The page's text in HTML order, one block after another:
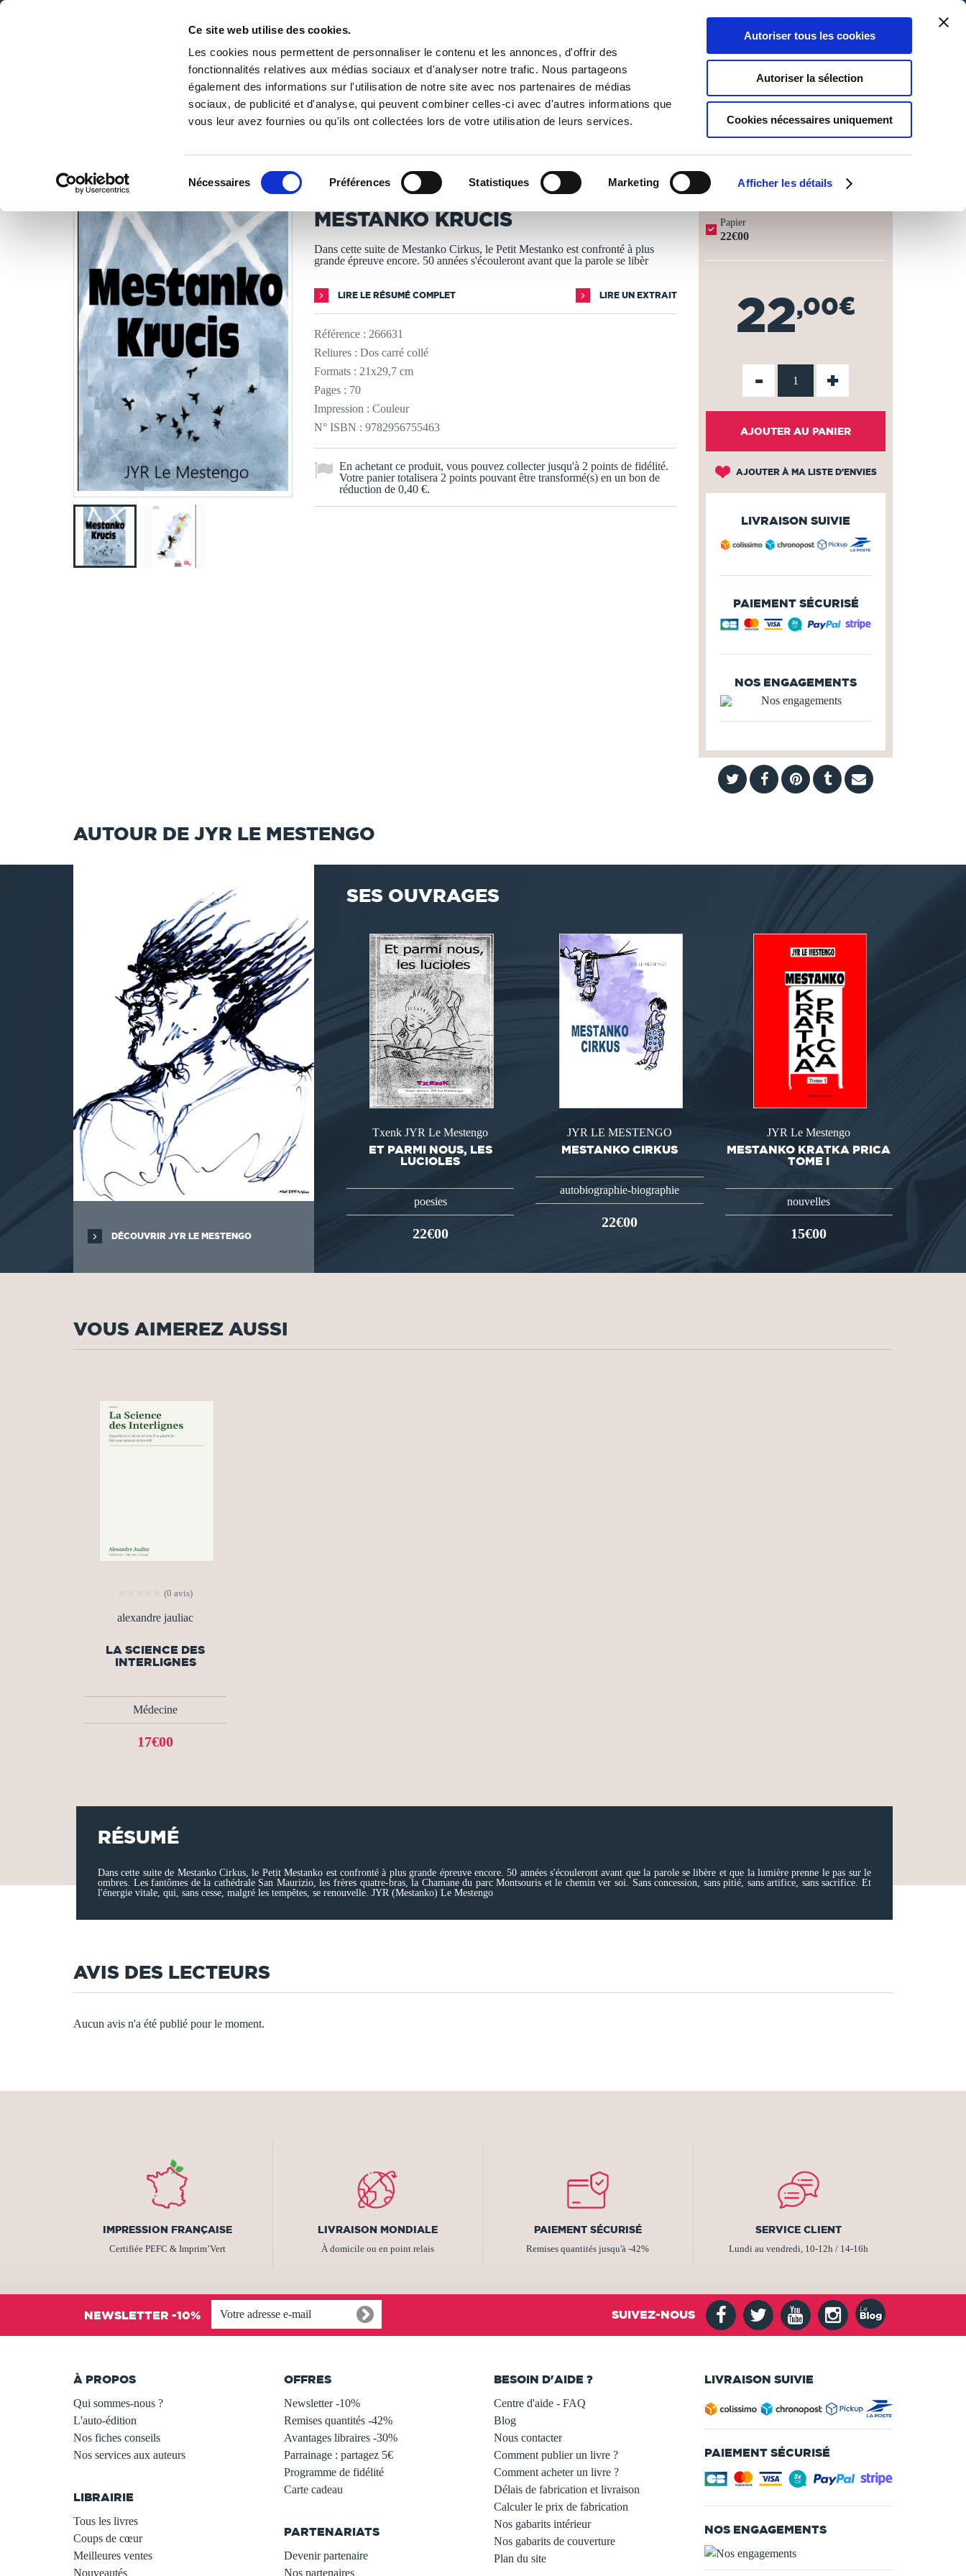
Ce site web utilise des cookies.
Les cookies nous permettent de personnaliser le contenu et les annonces, d'offrir des
fonctionnalités relatives aux médias sociaux et d'analyser notre trafic. Nous partageons
également des informations sur l'utilisation de notre site avec nos partenaires de médias
sociaux, de publicité et d'analyse, qui peuvent combiner celles-ci avec d'autres informations que
vous leur avez fournies ou qu'ils ont collectées lors de votre utilisation de leurs services.
Nécessaires Préférences Statistiques Marketing Afficher les détails
Autoriser tous les cookies
Autoriser la sélection
Cookies nécessaires uniquement
DE LA PAGE BLANCHE... AU BEST SELLER
0
Panier
0
Ma liste
Connexion
PUBLIER UN LIVRE LIBRAIRIE
/ BD / Autobiographie & biographie / MESTANKO KRUCIS
LES LIVRES SONT IMPRIMÉS À LA DEMANDE - DÉLAI ACTUEL : 3 À 5 JOURS OUVRÉS ⏱️
JYR LE MESTENGO
MESTANKO KRUCIS
Dans cette suite de Mestanko Cirkus, le Petit Mestanko est confronté à plus
grande épreuve encore. 50 années s'écouleront avant que la parole se libèr
LIRE LE RÉSUMÉ COMPLET LIRE UN EXTRAIT
Référence : 266631
Reliures : Dos carré collé
Formats : 21x29,7 cm
Pages : 70
Impression : Couleur
N° ISBN : 9782956755463
En achetant ce produit, vous pouvez collecter jusqu'à 2 points de fidélité.
Votre panier totalisera 2 points pouvant être transformé(s) en un bon de
réduction de 0,40 €.
Papier
22€00
22,00€
- +
AJOUTER AU PANIER
AJOUTER À MA LISTE D'ENVIES
LIVRAISON SUIVIE
PAIEMENT SÉCURISÉ
NOS ENGAGEMENTS
AUTOUR DE JYR LE MESTENGO
DÉCOUVRIR JYR LE MESTENGO
SES OUVRAGES
Txenk JYR Le Mestengo
ET PARMI NOUS, LES
LUCIOLES
poesies
22€00
JYR LE MESTENGO
MESTANKO CIRKUS
autobiographie-biographie
22€00
JYR Le Mestengo
MESTANKO KRATKA PRICA
TOME I
nouvelles
15€00
VOUS AIMEREZ AUSSI
(0 avis)
alexandre jauliac
LA SCIENCE DES
INTERLIGNES
Médecine
17€00
RÉSUMÉ
Dans cette suite de Mestanko Cirkus, le Petit Mestanko est confronté à plus grande épreuve encore. 50 années s'écouleront avant que la parole se libère et que la lumière prenne le pas sur le
ombres. Les fantômes de la cathédrale San Maurizio, les frères quatre-bras, la Chamane du parc Montsouris et le chemin ver soi. Sans concession, sans pitié, sans artifice, sans sacrifice. Et
l'énergie vitale, qui, sans cesse, malgré les tempêtes, se renouvelle. JYR (Mestanko) Le Mestengo
AVIS DES LECTEURS
Aucun avis n'a été publié pour le moment.
IMPRESSION FRANÇAISE
Certifiée PEFC & Imprim’Vert
LIVRAISON MONDIALE
À domicile ou en point relais
PAIEMENT SÉCURISÉ
Remises quantités jusqu'à -42%
SERVICE CLIENT
Lundi au vendredi, 10-12h / 14-16h
NEWSLETTER -10% SUIVEZ-NOUS
À PROPOS
Qui sommes-nous ?
L'auto-édition
Nos fiches conseils
Nos services aux auteurs
LIBRAIRIE
Tous les livres
Coups de cœur
Meilleures ventes
Nouveautés
OFFRES
Newsletter -10%
Remises quantités -42%
Avantages libraires -30%
Parrainage : partagez 5€
Programme de fidélité
Carte cadeau
PARTENARIATS
Devenir partenaire
Nos partenaires
BESOIN D'AIDE ?
Centre d'aide - FAQ
Blog
Nous contacter
Comment publier un livre ?
Comment acheter un livre ?
Délais de fabrication et livraison
Calculer le prix de fabrication
Nos gabarits intérieur
Nos gabarits de couverture
Plan du site
LIVRAISON SUIVIE
PAIEMENT SÉCURISÉ
NOS ENGAGEMENTS